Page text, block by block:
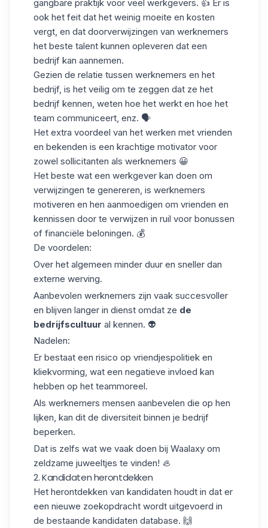
gangbare praktijk voor veel werkgevers. 👍 Er is
ook het feit dat het weinig moeite en kosten
vergt, en dat doorverwijzingen van werknemers
het beste talent kunnen opleveren dat een
bedrijf kan aannemen.
Gezien de relatie tussen werknemers en het
bedrijf, is het veilig om te zeggen dat ze het
bedrijf kennen, weten hoe het werkt en hoe het
team communiceert, enz. 🗣️
Het extra voordeel van het werken met vrienden
en bekenden is een krachtige motivator voor
zowel sollicitanten als werknemers 😀
Het beste wat een werkgever kan doen om
verwijzingen te genereren, is werknemers
motiveren en hen aanmoedigen om vrienden en
kennissen door te verwijzen in ruil voor bonussen
of financiële beloningen. 💰
De voordelen:
Over het algemeen minder duur en sneller dan
externe werving.
Aanbevolen werknemers zijn vaak succesvoller
en blijven langer in dienst omdat ze de
bedrijfscultuur al kennen. 👽
Nadelen:
Er bestaat een risico op vriendjespolitiek en
kliekvorming, wat een negatieve invloed kan
hebben op het teammoreel.
Als werknemers mensen aanbevelen die op hen
lijken, kan dit de diversiteit binnen je bedrijf
beperken.
Dat is zelfs wat we vaak doen bij Waalaxy om
zeldzame juweeltjes te vinden! 🦪
2. Kandidaten herontdekken
Het herontdekken van kandidaten houdt in dat er
een nieuwe zoekopdracht wordt uitgevoerd in
de bestaande kandidaten database. 🙌